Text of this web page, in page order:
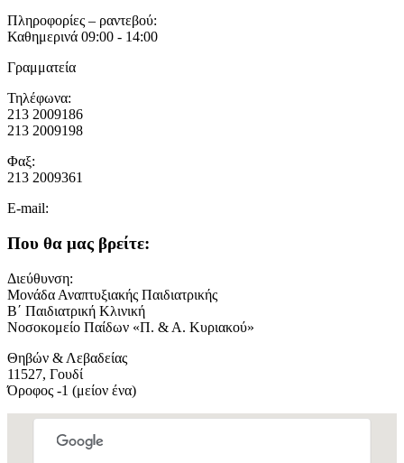
Πληροφορίες – ραντεβού:
Καθημερινά 09:00 - 14:00
Γραμματεία
Τηλέφωνα:
213 2009186
213 2009198
Φαξ:
213 2009361
E-mail:
Που θα μας βρείτε:
Διεύθυνση:
Μονάδα Αναπτυξιακής Παιδιατρικής
Β΄ Παιδιατρική Κλινική
Νοσοκομείο Παίδων «Π. & Α. Κυριακού»
Θηβών & Λεβαδείας
11527, Γουδί
Όροφος -1 (μείον ένα)